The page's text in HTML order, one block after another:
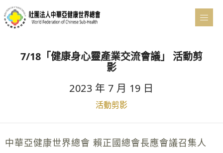
7/18「健康身心靈產業交流會議」 活動剪
影
2023 年 7 月 19 日
活動剪影
中華亞健康世界總會 賴正國總會長應會議召集人